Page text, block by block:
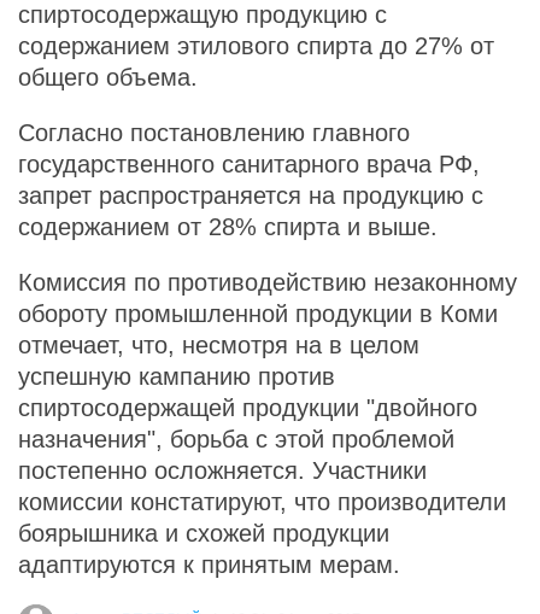
спиртосодержащую продукцию с
содержанием этилового спирта до 27% от
общего объема.
Согласно постановлению главного
государственного санитарного врача РФ,
запрет распространяется на продукцию с
содержанием от 28% спирта и выше.
Комиссия по противодействию незаконному
обороту промышленной продукции в Коми
отмечает, что, несмотря на в целом
успешную кампанию против
спиртосодержащей продукции "двойного
назначения", борьба с этой проблемой
постепенно осложняется. Участники
комиссии констатируют, что производители
боярышника и схожей продукции
адаптируются к принятым мерам.